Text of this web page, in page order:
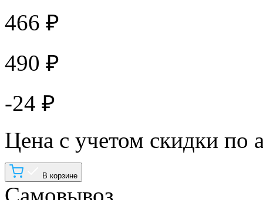
466 ₽
490 ₽
-24 ₽
Цена с учетом скидки по
В корзине